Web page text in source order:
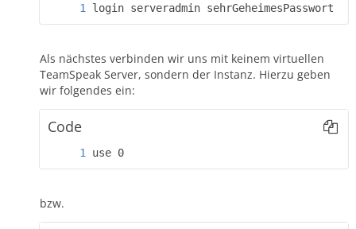
login serveradmin sehrGeheimesPasswort
Als nächstes verbinden wir uns mit keinem virtuellen
TeamSpeak Server, sondern der Instanz. Hierzu geben
wir folgendes ein:
Code
use 0
bzw.